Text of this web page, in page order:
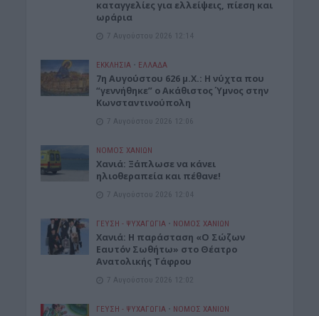
καταγγελίες για ελλείψεις, πίεση και
ωράρια
7 Αυγούστου 2026 12:14
ΕΚΚΛΗΣΙΑ • ΕΛΛΑΔΑ
7η Αυγούστου 626 μ.Χ.: Η νύχτα που
“γεννήθηκε” ο Ακάθιστος Ύμνος στην
Κωνσταντινούπολη
7 Αυγούστου 2026 12:06
ΝΟΜΌΣ ΧΑΝΊΩΝ
Χανιά: Ξάπλωσε να κάνει
ηλιοθεραπεία και πέθανε!
7 Αυγούστου 2026 12:04
ΓΕΎΣΗ - ΨΥΧΑΓΩΓΊΑ • ΝΟΜΌΣ ΧΑΝΊΩΝ
Χανιά: Η παράσταση «Ο Σώζων
Εαυτόν Σωθήτω» στο Θέατρο
Ανατολικής Τάφρου
7 Αυγούστου 2026 12:02
ΓΕΎΣΗ - ΨΥΧΑΓΩΓΊΑ • ΝΟΜΌΣ ΧΑΝΊΩΝ